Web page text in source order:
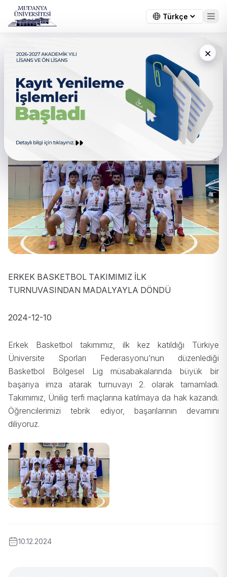
×
ERKEK BASKETBOL
TAKIMIMIZ İLK
TURNUVASINDAN
MADALYAYLA DÖNDÜ
ERKEK BASKETBOL TAKIMIMIZ İLK
TURNUVASINDAN MADALYAYLA DÖNDÜ
2024-12-10
Erkek Basketbol takımımız, ilk kez katıldığı Türkiye
Üniversite Sporları Federasyonu’nun düzenlediği
Basketbol Bölgesel Lig müsabakalarında büyük bir
başarıya imza atarak turnuvayı 2. olarak tamamladı.
Takımımız, Ünilig terfi maçlarına katılmaya da hak kazandı.
Öğrencilerimizi tebrik ediyor, başarılarının devamını
diliyoruz.
10.12.2024